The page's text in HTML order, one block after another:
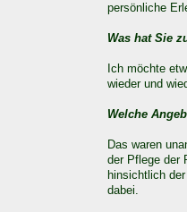
persönliche
Was hat Sie
Ich möchte
wieder und
Welche
Das waren
der Pflege der
hinsichtlich
dabei.